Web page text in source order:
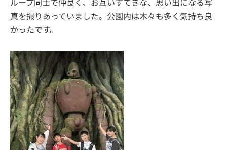
真を撮りあっていました。公園内は木々も多く気持ち良
かったです。